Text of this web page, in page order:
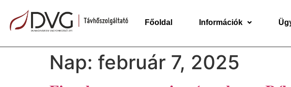
Főoldal Információk
Nap: február 7, 2025